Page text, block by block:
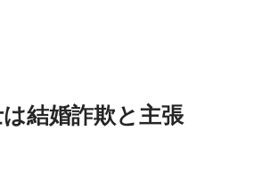
結婚詐欺と主張